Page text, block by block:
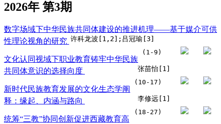
2026年 第3期
数字场域下中华民族共同体建设的推进机理——基于媒介可供
性理论视角的研究 许科龙波[1,2];吕冠瑜[3]
(1-9)
文化认同视域下职业教育铸牢中华民族
共同体意识的选择向度
张苗怡[1]
(10-17)
新时代民族教育发展的文化生态学阐
释：缘起、内涵与路向
李修远[1]
(18-27)
统筹“三教”协同创新促进西藏教育高